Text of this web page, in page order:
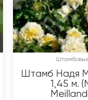
Штамб Надя
1,45 м.